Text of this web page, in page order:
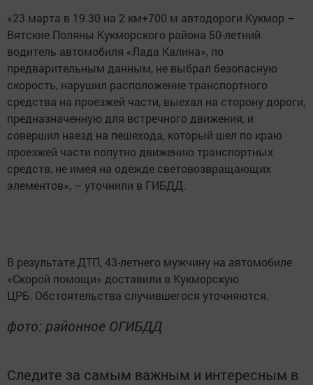
«23 марта в 19.30 на 2 км+700 м автодороги Кукмор –
Вятские Поляны Кукморского района 50-летний
водитель автомобиля «Лада Калина», по
предварительным данным, не выбрал безопасную
скорость, нарушил расположение транспортного
средства на проезжей части, выехал на сторону дороги,
предназначенную для встречного движения, и
совершил наезд на пешехода, который шел по краю
проезжей части попутно движению транспортных
средств, не имея на одежде световозвращающих
элементов», – уточнили в ГИБДД.
В результате ДТП, 43-летнего мужчину на автомобиле
«Скорой помощи» доставили в Кукморскую
ЦРБ. Обстоятельства случившегося уточняются.
фото: районное ОГИБДД
Следите за самым важным и интересным в